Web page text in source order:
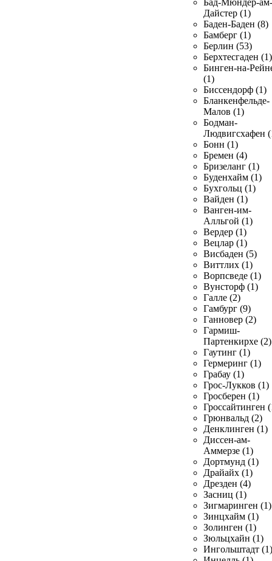
Бад-Мюндер-ам-
Дайстер (1)
Баден-Баден (8)
Бамберг (1)
Берлин (53)
Берхтесгаден (1)
Бинген-на-
(1)
Биссендорф (1)
Бланкенфельде-
Малов (1)
Бодман-
Людвигсхафен
Бонн (1)
Бремен (4)
Бризеланг (1)
Буденхайм (1)
Бухгольц (1)
Вайден (1)
Ванген-им-
Алльгой (1)
Вердер (1)
Вецлар (1)
Висбаден (5)
Виттлих (1)
Ворпсведе (1)
Вунсторф (1)
Галле (2)
Гамбург (9)
Ганновер (2)
Гармиш-
Партенкирхе (2)
Гаутинг (1)
Гермеринг (1)
Грабау (1)
Грос-Лукков (1)
Гросберен (1)
Гроссайтинген
Грюнвальд (2)
Денклинген (1)
Диссен-ам-
Аммерзе (1)
Дортмунд (1)
Драйайх (1)
Дрезден (4)
Засниц (1)
Зигмаринген (1)
Зинцхайм (1)
Золинген (1)
Зюльцхайн (1)
Ингольштадт (1)